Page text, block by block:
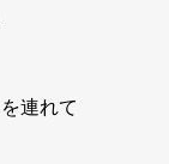
連れて